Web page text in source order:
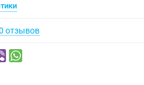
отзывов